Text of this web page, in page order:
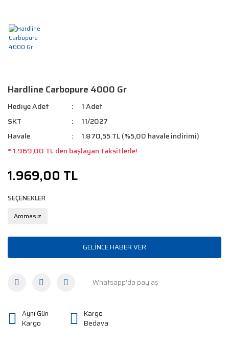
Hardline Carbopure 4000 Gr
Hediye Adet
1 Adet
SKT
11/2027
Havale
1.870,55 TL (%5,00 havale indirimi)
* 1.969,00 TL den başlayan taksitlerle!
1.969,00 TL
SEÇENEKLER
Aromasız
GELİNCE HABER VER
Whatsapp'da paylaş
Aynı Gün
Kargo
Kargo
Bedava